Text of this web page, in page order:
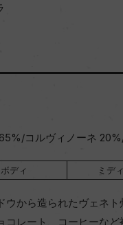
コルヴィノーネ
ディ ミデ
ウから造られたヴェネ
コレート、コーヒーな